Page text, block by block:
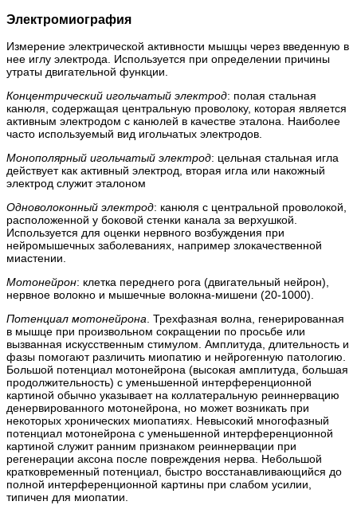
Электромиография
Измерение электрической активности мышцы через введенную в
нее иглу электрода. Используется при определении причины
утраты двигательной функции.
Концентрический игольчатый электрод: полая стальная
канюля, содержащая центральную проволоку, которая является
активным электродом с канюлей в качестве эталона. Наиболее
часто используемый вид игольчатых электродов.
Монополярный игольчатый электрод: цельная стальная игла
действует как активный электрод, вторая игла или накожный
электрод служит эталоном
Одноволоконный электрод: канюля с центральной проволокой,
расположенной у боковой стенки канала за верхушкой.
Используется для оценки нервного возбуждения при
нейромышечных заболеваниях, например злокачественной
миастении.
Мотонейрон: клетка переднего рога (двигательный нейрон),
нервное волокно и мышечные волокна-мишени (20-1000).
Потенциал мотонейрона . Трехфазная волна, генерированная
в мышце при произвольном сокращении по просьбе или
вызванная искусственным стимулом. Амплитуда, длительность и
фазы помогают различить миопатию и нейрогенную патологию.
Большой потенциал мотонейрона (высокая амплитуда, большая
продолжительность) с уменьшенной интерференционной
картиной обычно указывает на коллатеральную реиннервацию
денервированного мотонейрона, но может возникать при
некоторых хронических миопатиях. Невысокий многофазный
потенциал мотонейрона с уменьшенной интерференционной
картиной служит ранним признаком реиннервации при
регенерации аксона после повреждения нерва. Небольшой
кратковременный потенциал, быстро восстанавливающийся до
полной интерференционной картины при слабом усилии,
типичен для миопатии.